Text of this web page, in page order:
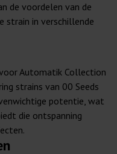
de voordelen van de
strain in verschillende
Automatik Collection
strains van 00 Seeds
potentie, wat
die ontspanning